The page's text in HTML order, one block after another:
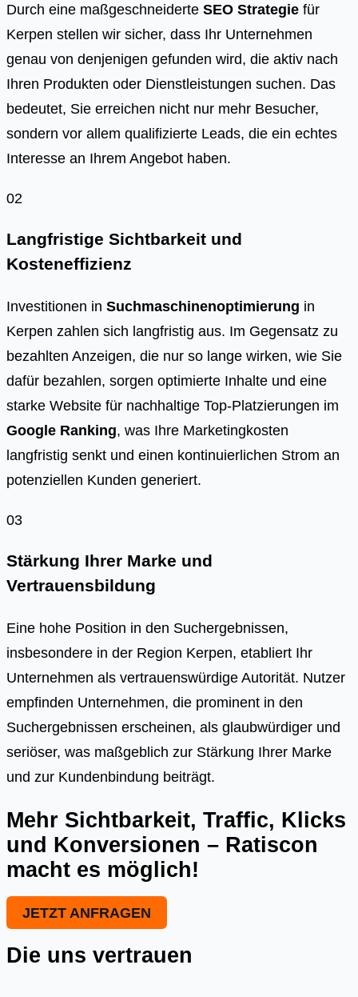
Durch eine maßgeschneiderte SEO Strategie für
Kerpen stellen wir sicher, dass Ihr Unternehmen
genau von denjenigen gefunden wird, die aktiv nach
Ihren Produkten oder Dienstleistungen suchen. Das
bedeutet, Sie erreichen nicht nur mehr Besucher,
sondern vor allem qualifizierte Leads, die ein echtes
Interesse an Ihrem Angebot haben.
02
Langfristige Sichtbarkeit und
Kosteneffizienz
Investitionen in Suchmaschinenoptimierung in
Kerpen zahlen sich langfristig aus. Im Gegensatz zu
bezahlten Anzeigen, die nur so lange wirken, wie Sie
dafür bezahlen, sorgen optimierte Inhalte und eine
starke Website für nachhaltige Top-Platzierungen im
Google Ranking, was Ihre Marketingkosten
langfristig senkt und einen kontinuierlichen Strom an
potenziellen Kunden generiert.
03
Stärkung Ihrer Marke und
Vertrauensbildung
Eine hohe Position in den Suchergebnissen,
insbesondere in der Region Kerpen, etabliert Ihr
Unternehmen als vertrauenswürdige Autorität. Nutzer
empfinden Unternehmen, die prominent in den
Suchergebnissen erscheinen, als glaubwürdiger und
seriöser, was maßgeblich zur Stärkung Ihrer Marke
und zur Kundenbindung beiträgt.
Mehr Sichtbarkeit, Traffic, Klicks
und Konversionen – Ratiscon
macht es möglich!
JETZT ANFRAGEN
Die uns vertrauen